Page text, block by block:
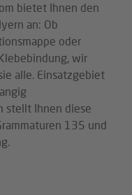
bietet Ihnen den
an: Ob
oder
wir
alle. Einsatzgebiet
stellt Ihnen diese
135 und